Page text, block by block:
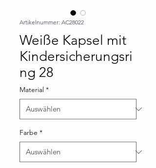
Artikelnummer: AC28022
Weiße Kapsel mit
Kindersicherungsri
ng 28
Material *
Farbe *